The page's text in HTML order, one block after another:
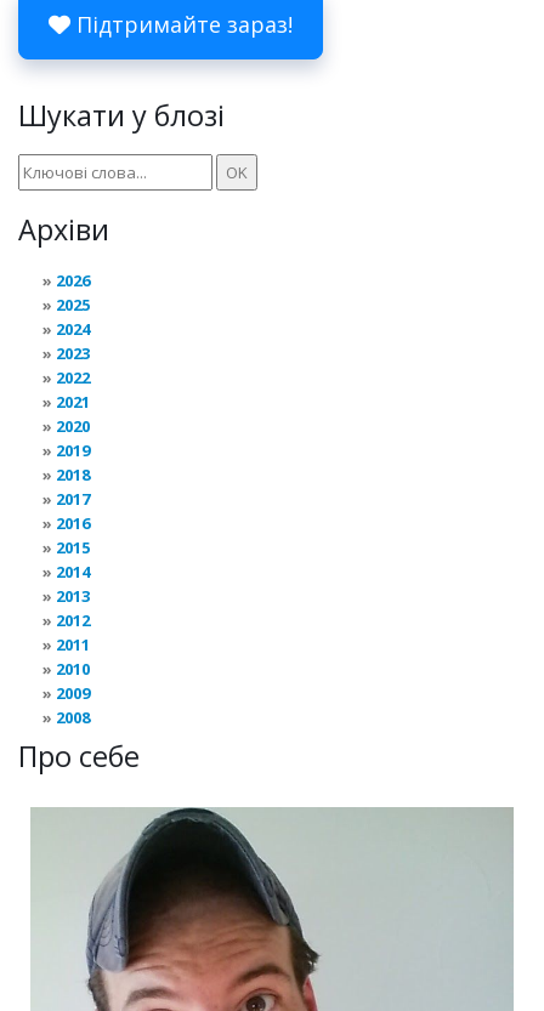
Підтримайте зараз!
Шукати у блозі
Архіви
2026
2025
2024
2023
2022
2021
2020
2019
2018
2017
2016
2015
2014
2013
2012
2011
2010
2009
2008
Про себе